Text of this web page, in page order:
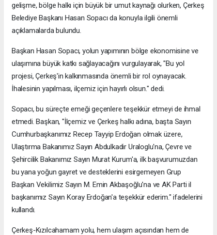
gelişme, bölge halkı için büyük bir umut kaynağı olurken, Çerkeş
Belediye Başkanı Hasan Sopacı da konuyla ilgili önemli
açıklamalarda bulundu.
Başkan Hasan Sopacı, yolun yapımının bölge ekonomisine ve
ulaşımına büyük katkı sağlayacağını vurgulayarak, "Bu yol
projesi, Çerkeş'in kalkınmasında önemli bir rol oynayacak.
İhalesinin yapılması, ilçemiz için hayırlı olsun." dedi.
Sopacı, bu süreçte emeği geçenlere teşekkür etmeyi de ihmal
etmedi. Başkan, "İlçemiz ve Çerkeş halkı adına, başta Sayın
Cumhurbaşkanımız Recep Tayyip Erdoğan olmak üzere,
Ulaştırma Bakanımız Sayın Abdulkadir Uraloglu'na, Çevre ve
Şehircilik Bakanımız Sayın Murat Kurum'a, ilk başvurumuzdan
bu yana yoğun gayret ve desteklerini esirgemeyen Grup
Başkan Vekilimiz Sayın M. Emin Akbaşoğlu'na ve AK Parti il
başkanımız Sayın Koray Erdoğan'a teşekkür ederim." ifadelerini
kullandı.
Çerkeş-Kızılcahamam yolu, hem ulaşım açısından hem de